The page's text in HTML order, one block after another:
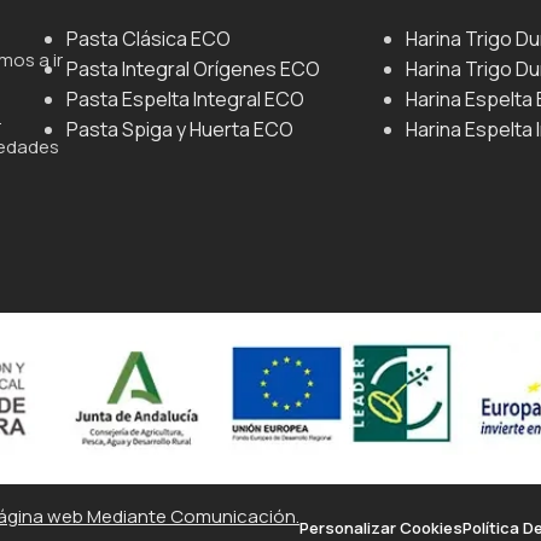
a ir
Pasta Clásica ECO
Pasta Integral Orígenes ECO
Pasta Espelta Integral ECO
Pasta Spiga y Huerta ECO
Harina Trigo
Harina Trigo
Harina Espelta
Harina Espelta
web Mediante Comunicación.Personalizar CookiesPolítica